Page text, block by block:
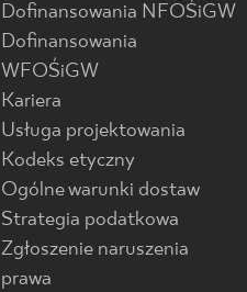
Dofinansowania NFOŚiGW
Dofinansowania
WFOŚiGW
Kariera
Usługa projektowania
Kodeks etyczny
Ogólne warunki dostaw
Strategia podatkowa
Zgłoszenie naruszenia
prawa